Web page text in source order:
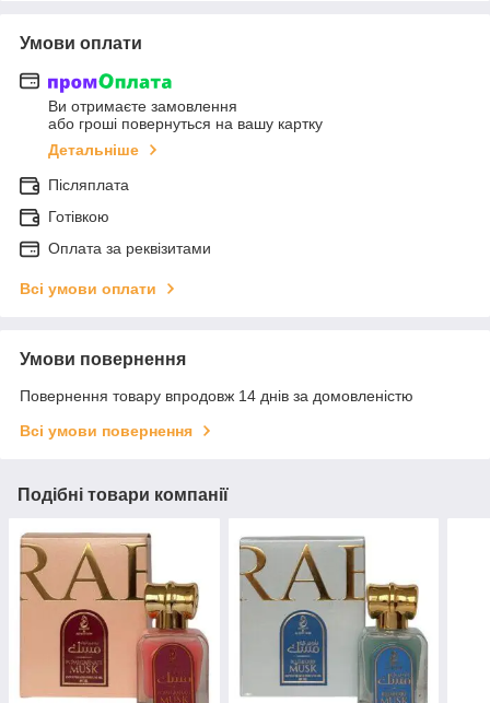
Умови оплати
Ви отримаєте замовлення
або гроші повернуться на вашу картку
Детальніше
Післяплата
Готівкою
Оплата за реквізитами
Всі умови оплати
Умови повернення
Повернення товару впродовж 14 днів за домовленістю
Всі умови повернення
Подібні товари компанії